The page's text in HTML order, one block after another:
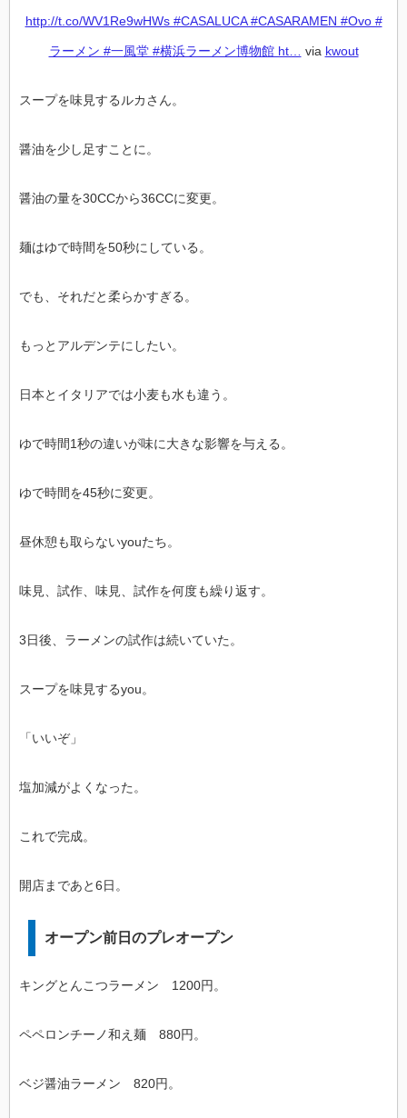
http://t.co/WV1Re9wHWs #CASALUCA #CASARAMEN #Ovo #
ラーメン #一風堂 #横浜ラーメン博物館 ht… via kwout
スープを味見するルカさん。
醤油を少し足すことに。
醤油の量を30CCから36CCに変更。
麺はゆで時間を50秒にしている。
でも、それだと柔らかすぎる。
もっとアルデンテにしたい。
日本とイタリアでは小麦も水も違う。
ゆで時間1秒の違いが味に大きな影響を与える。
ゆで時間を45秒に変更。
昼休憩も取らないyouたち。
味見、試作、味見、試作を何度も繰り返す。
3日後、ラーメンの試作は続いていた。
スープを味見するyou。
「いいぞ」
塩加減がよくなった。
これで完成。
開店まであと6日。
オープン前日のプレオープン
キングとんこつラーメン 1200円。
ペペロンチーノ和え麺 880円。
ベジ醤油ラーメン 820円。